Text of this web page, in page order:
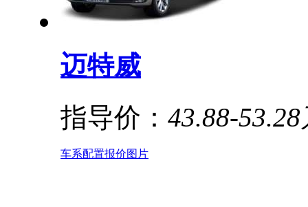
迈特威
指导价： 43.88-53.28
车系配置报价图片